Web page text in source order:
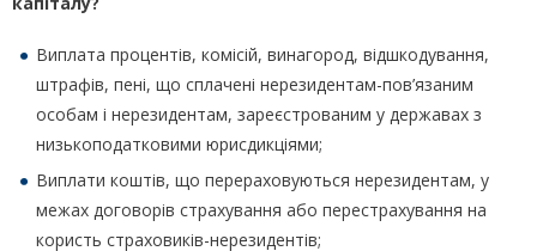
Виплата процентів, комісій, винагород, відшкодування,
штрафів, пені, що сплачені нерезидентам-пов’язаним
особам і нерезидентам, зареєстрованим у державах з
низькоподатковими юрисдикціями;
Виплати коштів, що перераховуються нерезидентам, у
межах договорів страхування або перестрахування на
користь страховиків-нерезидентів;